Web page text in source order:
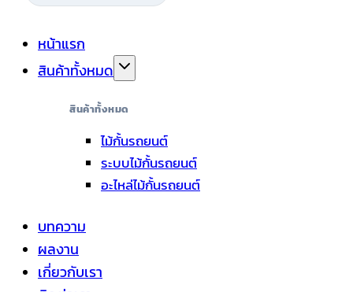
หน้าแรก
สินค้าทั้งหมด
สินค้าทั้งหมด
ไม้กั้นรถยนต์
ระบบไม้กั้นรถยนต์
อะไหล่ไม้กั้นรถยนต์
บทความ
ผลงาน
เกี่ยวกับเรา